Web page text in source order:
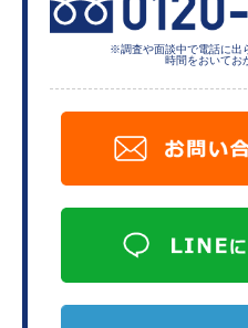
※調査や面談中で電話に出
時間をおいてお